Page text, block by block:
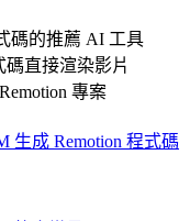
碼的推薦 AI 工具
直接渲染影片
專案
生成 Remotion 程式碼